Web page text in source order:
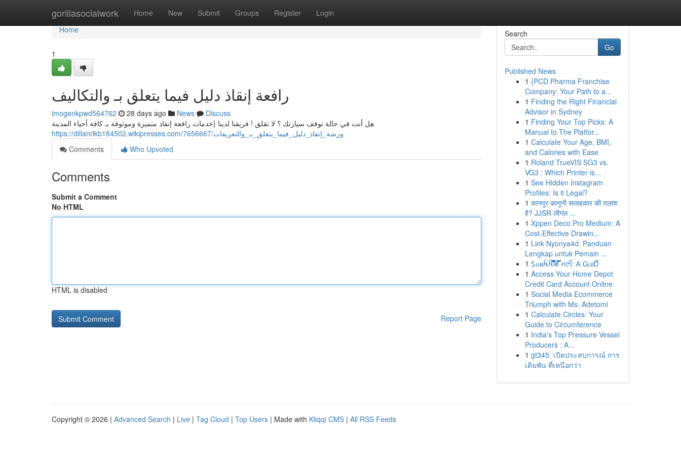
gorillasocialwork Home New Submit Groups Register Login
Home
Home
1
رافعة إنقاذ دليل فيما يتعلق بـ والتكاليف
imogenkpwd564762 28 days ago News
Discuss
هل أنت في حالة توقف سيارتك ؟ لا تقلق ! فريقنا لدينا {خدمات رافعة إنقاذ متميزة وموثوقة بـ كافة أحياء المدينة
https://dillanrlkb184502.wikipresses.com/7656667/ورشة_إنقاذ_دليل_فيما_يتعلق_بـ_والتعريفات
Comments
Who Upvoted
Comments
Submit a Comment
No HTML
HTML is disabled
Report Page
Search
Go
Published News
1 {PCD Pharma Franchise
Company: Your Path to a...
1 Finding the Right Financial
Advisor in Sydney
1 Finding Your Top Picks: A
Manual to The Platfor...
1 Calculate Your Age, BMI,
and Calories with Ease
1 Roland TrueVIS SG3 vs.
VG3 : Which Printer is...
1 See Hidden Instagram
Profiles: Is it Legal?
1 कानपुर कानूनी सलाहकार की तलाश
है? JJSR लीगल ...
1 Xppen Deco Pro Medium: A
Cost-Effective Drawin...
1 Link Nyonya4d: Panduan
Lengkap untuk Pemain ...
1 Ꮪᴜʙꫝꫝ፝֟፝֟፝֟፝֟፝֟፝֟፝֟፝֍፝֟፝֟ ꪀᰔᩚ: Ꭺ ᏀᥙᎥᎠᩚ
1 Access Your Home Depot
Credit Card Account Online
1 Social Media Ecommerce
Triumph with Ms. Adetomi
1 Calculate Circles: Your
Guide to Circumference
1 India's Top Pressure Vessel
Producers : A...
1 gt345: เปิดประสบการณ์ การ
เดิมพัน ที่เหนือกว่า
Copyright © 2026 | Advanced Search | Live | Tag Cloud | Top Users | Made with Kliqqi CMS | All RSS Feeds